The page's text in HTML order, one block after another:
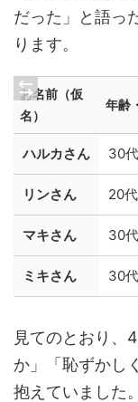
だった」と語っ
ります。
お名前（仮
名）
年齢
ハルカさん 30
リンさん 20
マキさん 30
ミキさん 30
見てのとおり、
か」「恥ずかし
抱えていました